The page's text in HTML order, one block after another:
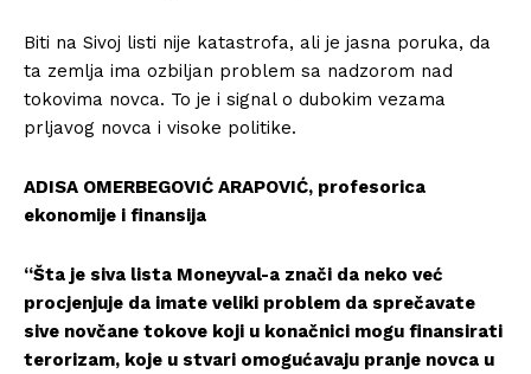
Biti na Sivoj listi nije katastrofa, ali je jasna poruka, da
ta zemlja ima ozbiljan problem sa nadzorom nad
tokovima novca. To je i signal o dubokim vezama
prljavog novca i visoke politike.
ADISA OMERBEGOVIĆ ARAPOVIĆ, profesorica
ekonomije i finansija
“Šta je siva lista Moneyval-a znači da neko već
procjenjuje da imate veliki problem da sprečavate
sive novčane tokove koji u konačnici mogu finansirati
terorizam, koje u stvari omogućavaju pranje novca u